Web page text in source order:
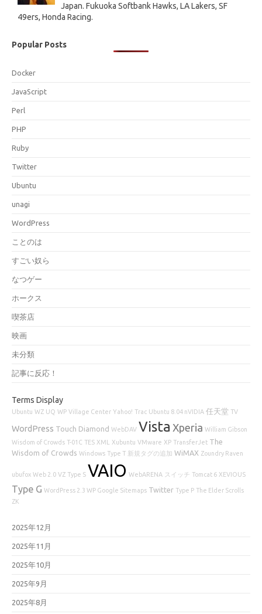
Japan. Fukuoka Softbank Hawks, LA Lakers, SF
49ers, Honda Racing.
Popular Posts
Docker
JavaScript
Perl
PHP
Ruby
Twitter
Ubuntu
unagi
WordPress
ことのは
すごい奴ら
なつゲー
ホークス
喫茶店
映画
未分類
記事に反応！
Terms Display
Ubuntu WZ UQ WP Village Center Yahoo! Trac Ubuntu 8.04 nVIDIA 任天堂 TV
WordPress Touch Diamond WebDAV Vista Xperia William Gibson
Wisdom of Crowds T-01C TES XML Xubuntu VMware XP TransferJet The
Wisdom of Crowds Windows Type T 新規タグの追加 WiMAX Zoundry Raven
ubufox Web 2.0 VZ Type S VAIO WebARENA スイッチ Tomcat 6 XEVIOUS
Type G WordPress 2.3 WP Google Sitemaps Twitter Type P The Elder Scrolls
ZK
2025年12月
2025年11月
2025年10月
2025年9月
2025年8月